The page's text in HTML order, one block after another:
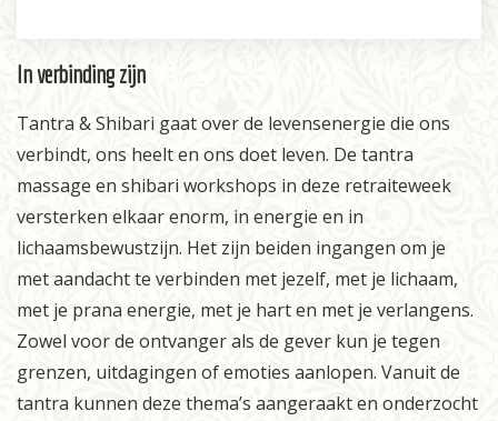
In verbinding zijn
Tantra & Shibari gaat over de levensenergie die ons
verbindt, ons heelt en ons doet leven. De tantra
massage en shibari workshops in deze retraiteweek
versterken elkaar enorm, in energie en in
lichaamsbewustzijn. Het zijn beiden ingangen om je
met aandacht te verbinden met jezelf, met je lichaam,
met je prana energie, met je hart en met je verlangens.
Zowel voor de ontvanger als de gever kun je tegen
grenzen, uitdagingen of emoties aanlopen. Vanuit de
tantra kunnen deze thema’s aangeraakt en onderzocht